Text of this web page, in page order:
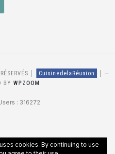
│ CuisinedelaRéunion
—
BY WPZOOM
: 316272
cookies. By continuing to use